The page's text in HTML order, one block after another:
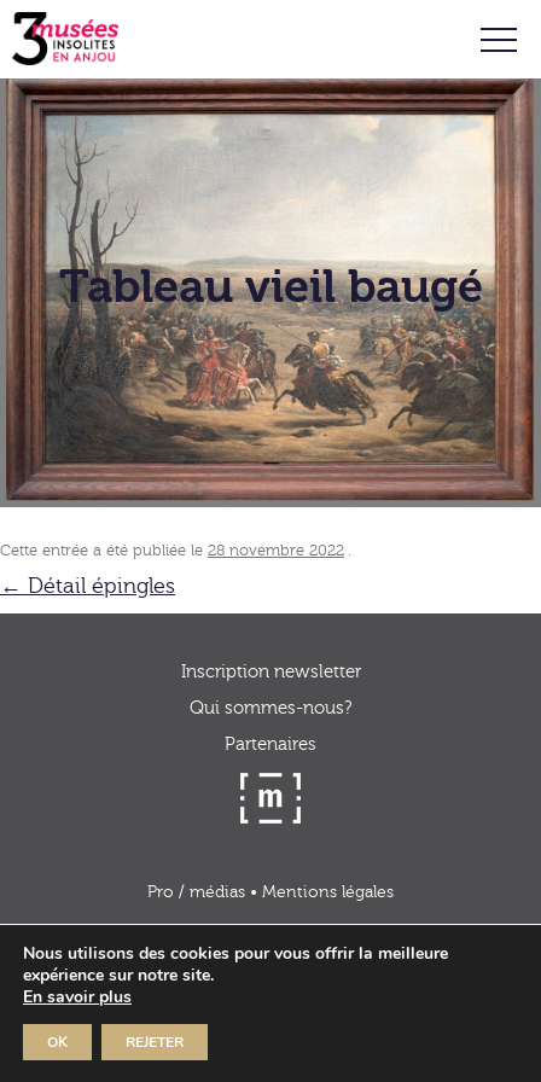
Tableau vieil baugé
Cette entrée a été publiée le 28 novembre 2022 .
Navigation
← Détail épingles
Inscription newsletter
Qui sommes-nous?
Partenaires
Pro / médias • Mentions légales
Nous utilisons des cookies pour vous offrir la meilleure
expérience sur notre site.
En savoir plus
OK REJETER